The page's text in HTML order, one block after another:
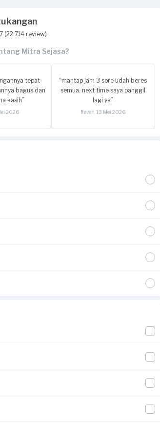
(22.714 review)
Mitra Sejasa?
tepat
bagus dan
kasih”
2026
“mantap jam 3 sore udah beres
semua. next time saya panggil
lagi ya”
Reven, 13 Mei 2026